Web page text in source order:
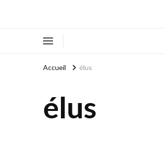
Accueil élus
élus